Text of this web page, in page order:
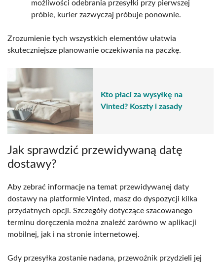
możliwości odebrania przesyłki przy pierwszej
próbie, kurier zazwyczaj próbuje ponownie.
Zrozumienie tych wszystkich elementów ułatwia
skuteczniejsze planowanie oczekiwania na paczkę.
Kto płaci za wysyłkę na
Vinted? Koszty i zasady
Jak sprawdzić przewidywaną datę
dostawy?
Aby zebrać informacje na temat przewidywanej daty
dostawy na platformie Vinted, masz do dyspozycji kilka
przydatnych opcji. Szczegóły dotyczące szacowanego
terminu doręczenia można znaleźć zarówno w aplikacji
mobilnej, jak i na stronie internetowej.
Gdy przesyłka zostanie nadana, przewoźnik przydzieli jej